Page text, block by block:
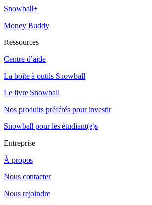
Snowball+
Money Buddy
Ressources
Centre d’aide
La boîte à outils Snowball
Le livre Snowball
Nos produits préférés pour investir
Snowball pour les étudiant(e)s
Entreprise
À propos
Nous contacter
Nous rejoindre